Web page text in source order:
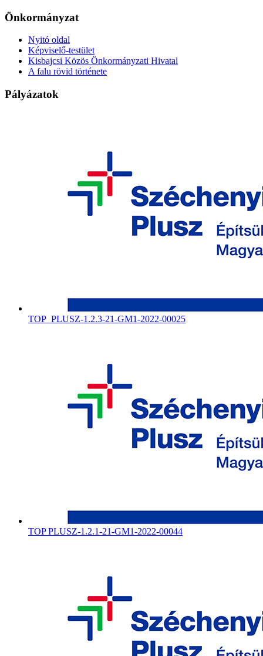
Önkormányzat
Nyitó oldal
Képviselő-testület
Kisbajcsi Közös Önkormányzati Hivatal
A falu rövid története
Pályázatok
TOP_PLUSZ-1.2.3-21-GM1-2022-00025
TOP PLUSZ-1.2.1-21-GM1-2022-00044